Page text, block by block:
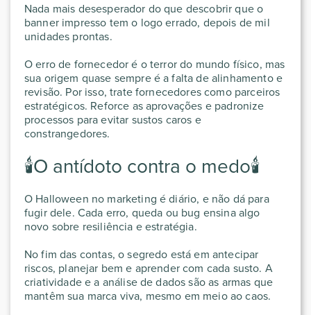
Nada mais desesperador do que descobrir que o
banner impresso tem o logo errado, depois de mil
unidades prontas.
O erro de fornecedor é o terror do mundo físico, mas
sua origem quase sempre é a falta de alinhamento e
revisão. Por isso, trate fornecedores como parceiros
estratégicos. Reforce as aprovações e padronize
processos para evitar sustos caros e
constrangedores.
🕯️O antídoto contra o medo🕯️
O Halloween no marketing é diário, e não dá para
fugir dele. Cada erro, queda ou bug ensina algo
novo sobre resiliência e estratégia.
No fim das contas, o segredo está em antecipar
riscos, planejar bem e aprender com cada susto. A
criatividade e a análise de dados são as armas que
mantêm sua marca viva, mesmo em meio ao caos.